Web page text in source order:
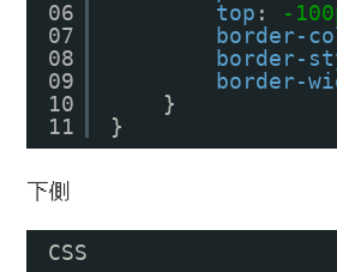
06
07
08
09
10
11
top : -
border-
border-
border-
}
}
下側
CSS